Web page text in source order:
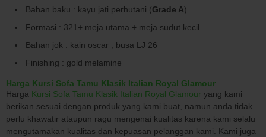
Bahan baku : kayu jati perhutani (Grade A)
Formasi : 321+ meja utama + meja sudut kecil
Bahan jok : kain oscar , busa LJ 26
Finishing : gold melamine
Harga Kursi Sofa Tamu Klasik Italian Royal Glamour
Harga Kursi Sofa Tamu Klasik Italian Royal Glamour yang kami
berikan sesuai dengan produk yang kami buat, namun anda tidak
perlu khawatir ataupun ragu mengenai kualitas karena kami selalu
mengutamakan kualitas dan kepuasan pelanggan kami. Kami juga